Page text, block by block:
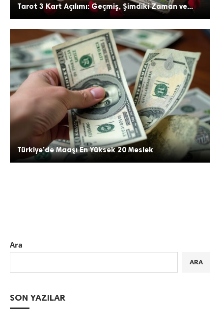
Tarot 3 Kart Açılımı: Geçmiş, Şimdiki Zaman ve...
Türkiye’de Maaşı En Yüksek 20 Meslek
Ara
ARA
SON YAZILAR